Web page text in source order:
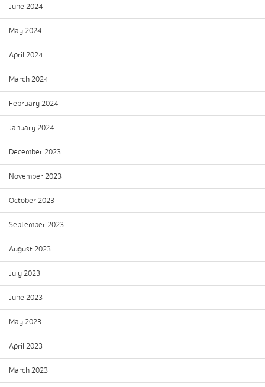
June 2024
May 2024
April 2024
March 2024
February 2024
January 2024
December 2023
November 2023
October 2023
September 2023
August 2023
July 2023
June 2023
May 2023
April 2023
March 2023